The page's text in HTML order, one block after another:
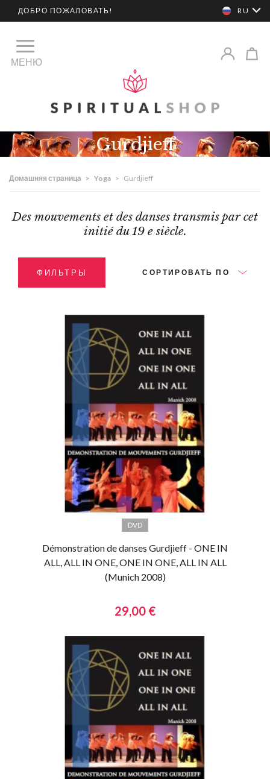
ДОБРО ПОЖАЛОВАТЬ! RU
МЕНЮ
Gurdjieff
Домашняя страница > Yoga > Gurdjieff
Des mouvements et des danses transmis par cet
initié du 19 e siècle.
ФИЛЬТРЫ СОРТИРОВАТЬ ПО
DVD
Démonstration de danses Gurdjieff - ONE IN
ALL, ALL IN ONE, ONE IN ONE, ALL IN ALL
(Munich 2008)
29,00 €